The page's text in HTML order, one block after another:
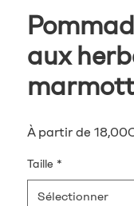
aux
À partir de
Taille *
Sélectionner